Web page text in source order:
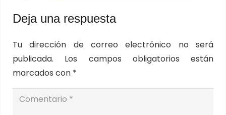
Deja una respuesta
Tu dirección de correo electrónico no será
publicada.
Los campos obligatorios están
marcados con *